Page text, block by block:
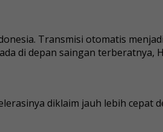
Transmisi otomatis
di depan saingan terberatnya,
diklaim jauh lebih cepat